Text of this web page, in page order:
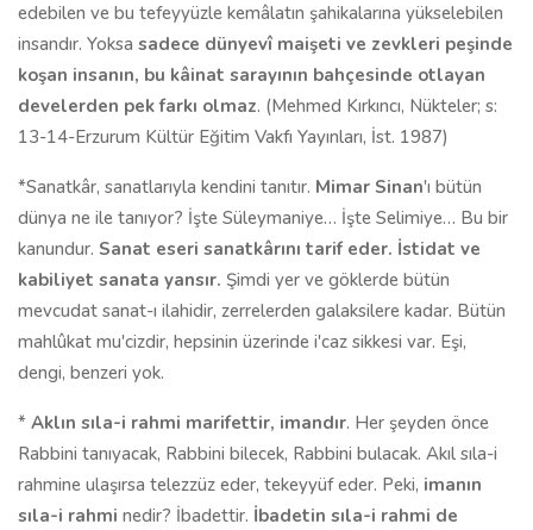
edebilen ve bu tefeyyüzle kemâlatın şahikalarına yükselebilen
in­sandır. Yoksa sadece dünyevî maişeti ve zevkleri peşinde
koşan insanın, bu kâinat sarayının bahçesinde otlayan
develerden pek farkı olmaz. (Mehmed Kırkıncı, Nükteler; s:
13-14-Erzurum Kültür Eğitim Vakfı Yayınları, İst. 1987)
*Sanatkâr, sanatlarıyla kendini tanıtır. Mimar Sinan'ı bütün
dünya ne ile tanıyor? İşte Süleymaniye… İşte Selimiye… Bu bir
kanundur. Sanat eseri sanatkârını tarif eder. İstidat ve
kabiliyet sanata yansır. Şimdi yer ve göklerde bütün
mevcudat sanat-ı ilahidir, zerrelerden galaksilere kadar. Bütün
mahlûkat mu'cizdir, hepsinin üzerinde i'caz sikkesi var. Eşi,
dengi, benzeri yok.
* Aklın sıla-i rahmi marifettir, imandır. Her şeyden önce
Rabbini tanıyacak, Rabbini bilecek, Rabbini bulacak. Akıl sıla-i
rahmine ulaşırsa telezzüz eder, tekeyyüf eder. Peki, imanın
sıla-i rahmi nedir? İbadettir. İbadetin sıla-i rahmi de